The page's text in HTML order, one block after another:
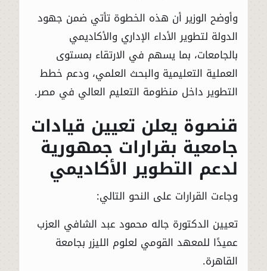
وأوضح الوزير أن هذه الخطوة تأتي ضمن جهود
الدولة لتطوير الأداء الإداري والأكاديمي
بالجامعات، بما يسهم في الارتقاء بمستوى
العملية التعليمية والبحث العلمي، ودعم خطط
التطوير داخل منظومة التعليم العالي في مصر.
قنصوة يعلن تعيين قيادات
جامعية بقرارات جمهورية
لدعم التطوير الأكاديمي
وجاءت القرارات على النحو التالي:
تعيين الدكتورة جاله محمود عبد الشافي العزب
عميدًا للمعهد القومي لعلوم الليزر بجامعة
القاهرة.